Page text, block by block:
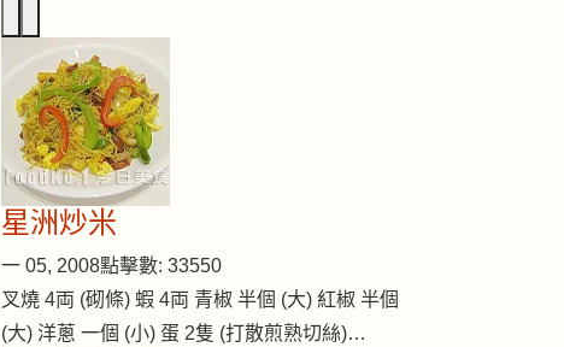
星洲炒米
一 05, 2008點擊數: 33550
叉燒 4両 (砌條) 蝦 4両 青椒 半個 (大) 紅椒 半個
(大) 洋蔥 一個 (小) 蛋 2隻 (打散煎熟切絲)…